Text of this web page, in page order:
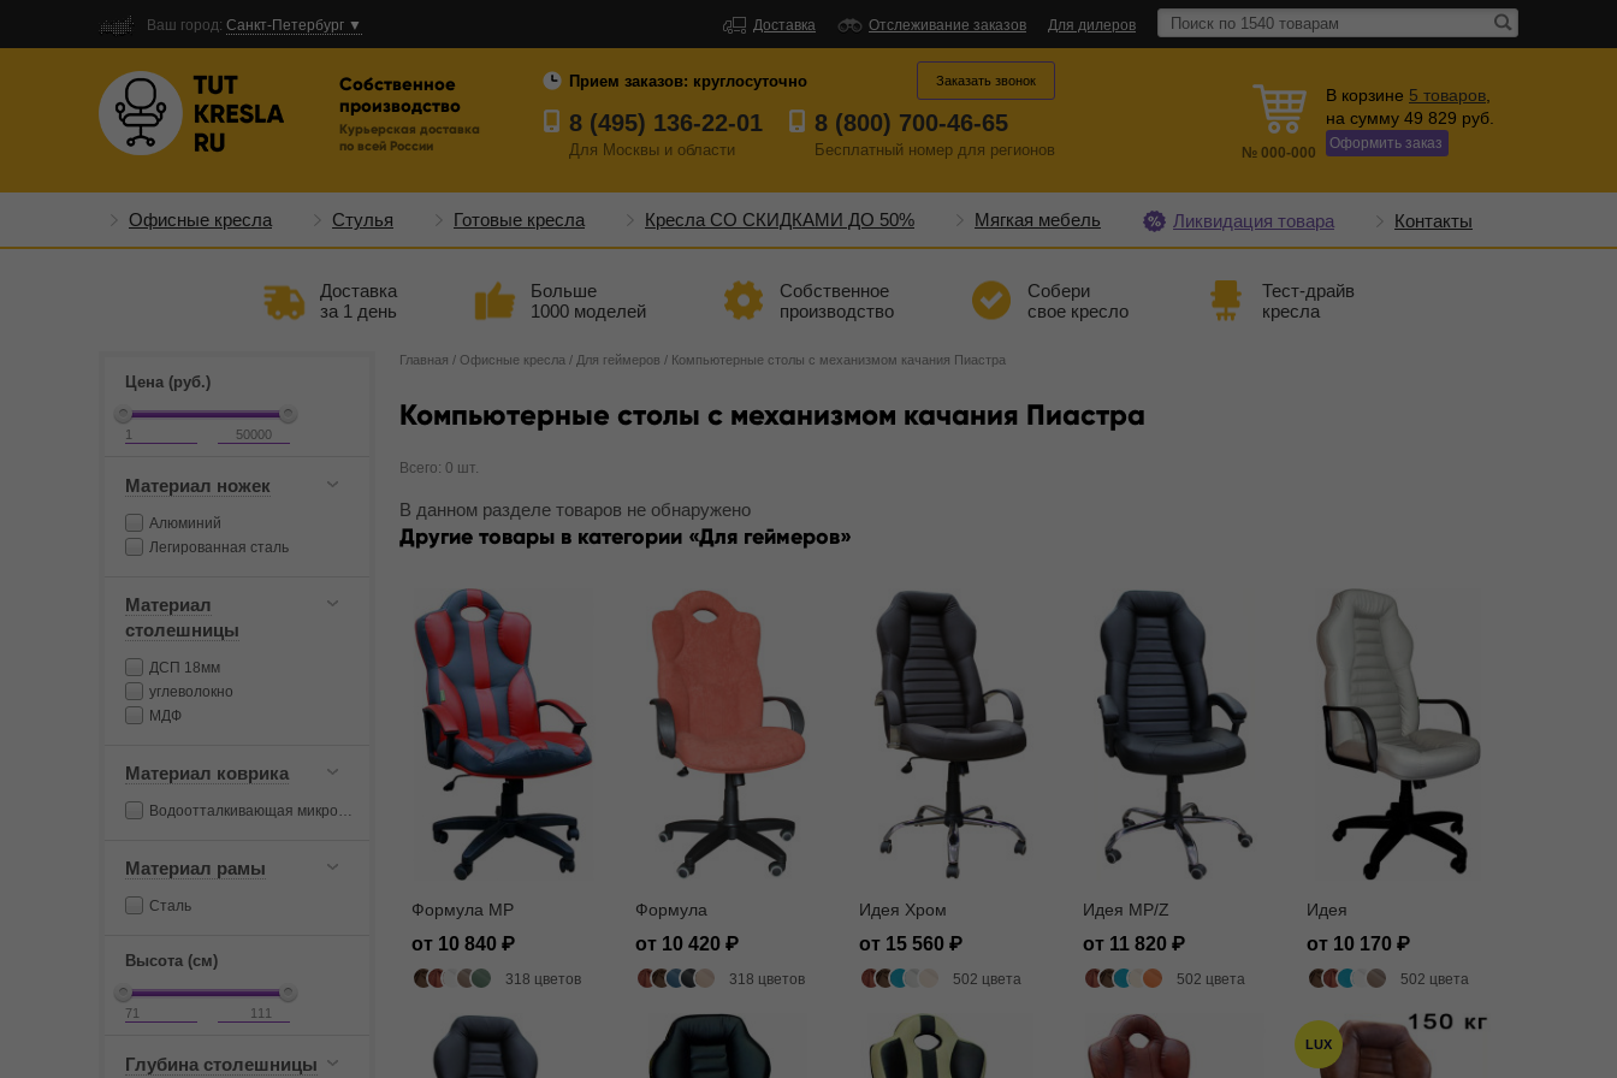
Ваш город: Санкт-Петербург ▼ Доставка Отслеживание заказов Для дилеров
Собственное
производство
Курьерская доставка
по всей России
Прием заказов: круглосуточно
8 (495) 136-22-01
Для Москвы и области
8 (800) 700-46-65
Бесплатный номер для регионов
Заказать звонок
№ 000-000
В корзине 5 товаров
на сумму 49 829 руб.
Оформить заказ
Офисные кресла Стулья Готовые кресла Кресла СО СКИДКАМИ ДО 50% Мягкая мебель Ликвидация товара Контакты
Доставка
за 1 день
Больше
1000 моделей
Собственное
производство
Собери
свое кресло
Тест-драйв
кресла
Цена (руб.)
Материал ножек
Алюминий
Легированная сталь
Материал
столешницы
ДСП 18мм
углеволокно
МДФ
Материал коврика
Водоотталкивающая микрофибра
Материал рамы
Сталь
Высота (см)
Глубина столешницы
Главная / Офисные кресла / Для геймеров / Компьютерные столы с механизмом качания Пиастра
Компьютерные столы с механизмом качания Пиастра
Всего: 0 шт.
В данном разделе товаров не обнаружено
Другие товары в категории Для геймеров
Формула MP
от 10 840
318 цветов
Формула
от 10 420
318 цветов
Идея Хром
от 15 560
502 цвета
Идея MP/Z
от 11 820
502 цвета
Идея
от 10 170
502 цвета
LUX